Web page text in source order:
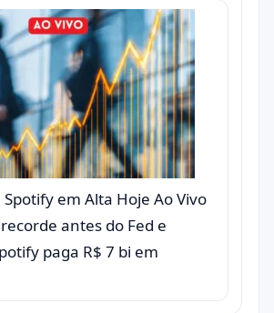
em Alta Hoje Ao Vivo
antes do Fed e
paga R$ 7 bi em